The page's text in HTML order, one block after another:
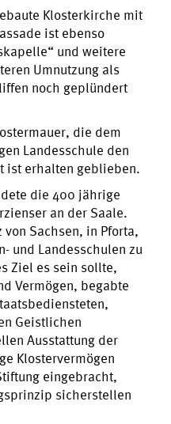
Klosterkirche mit
ist ebenso
und weitere
Umnutzung als
noch geplündert
die dem
Landesschule den
ist erhalten geblieben.
die 400 jährige
an der Saale.
Sachsen, in Pforta,
und Landesschulen zu
Ziel es sein sollte,
Vermögen, begabte
Geistlichen
Ausstattung der
Klostervermögen
eingebracht,
sicherstellen